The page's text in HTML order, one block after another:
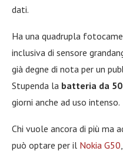
dati.
Ha una quadrupla
inclusiva di sensore
già degne di nota per un
Stupenda la batteria da
giorni anche ad uso intenso.
Chi vuole ancora di più ma
può optare per il Nokia G50